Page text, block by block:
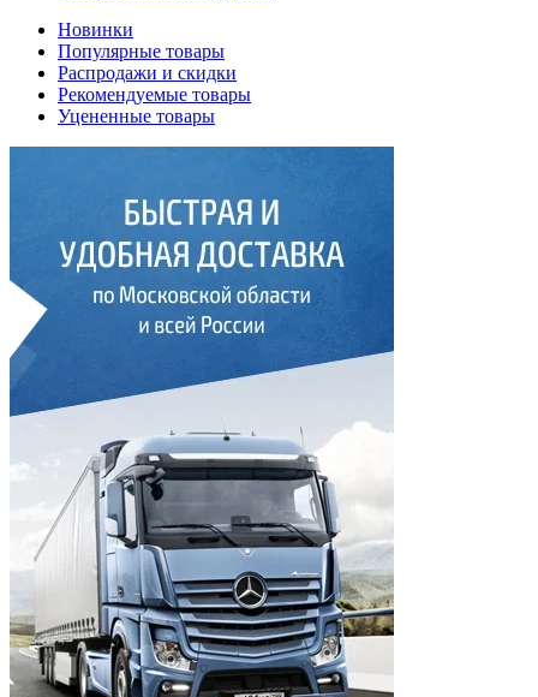
Новинки
Популярные товары
Распродажи и скидки
Рекомендуемые товары
Уцененные товары